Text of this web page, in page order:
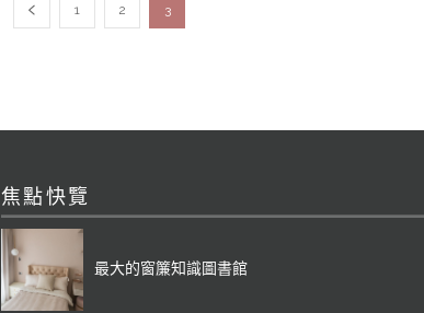
1 2 3
焦點快覽
最大的窗簾知識圖書館